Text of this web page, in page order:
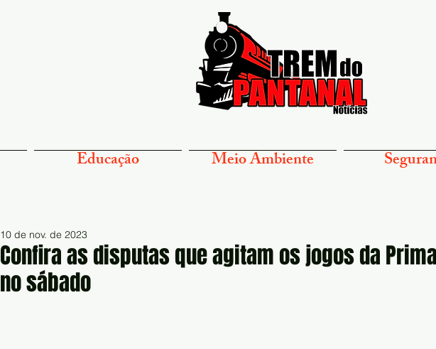
Educação Meio Ambiente
Confira as disputas que agitam os jogos da
no sábado
10 de nov. de 2023